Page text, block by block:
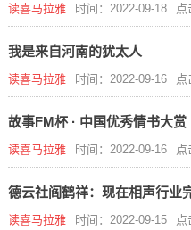
读喜马拉雅 时间：2022-09-18 点
我是来自河南的犹太人
读喜马拉雅 时间：2022-09-16 点
故事FM杯 · 中国优秀情书大赏
读喜马拉雅 时间：2022-09-16 点
德云社阎鹤祥：现在相声行业
读喜马拉雅 时间：2022-09-15 点